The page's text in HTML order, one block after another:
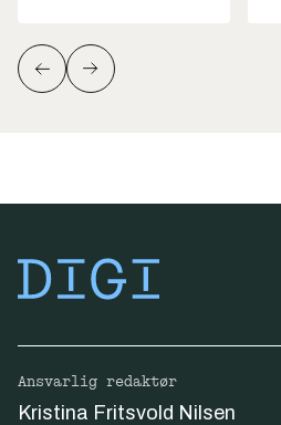
Ansvarlig redaktør
Kristina Fritsvold Nilsen